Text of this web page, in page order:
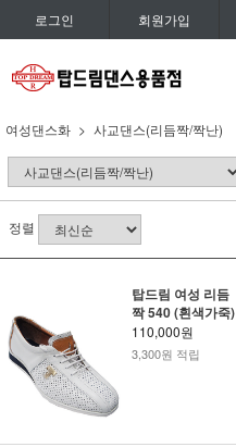
로그인 회원가입
여성댄스화 사교댄스(리듬짝/짝난)
정렬
탑드림 여성 리듬
짝 540 (흰색가죽)
110,000원
3,300원 적립